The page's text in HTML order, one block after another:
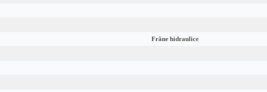
Frâne hidraulice